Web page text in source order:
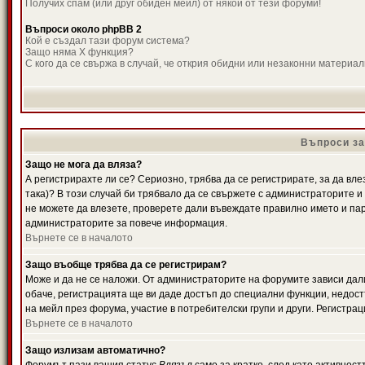
Получих спам (или друг обиден мейл) от някой от тези форуми!
Въпроси около phpBB 2
Кой е създал тази форум система?
Защо няма X функция?
С кого да се свържа в случай, че открия обидни или незаконни
Въпроси
Защо не мога да вляза?
А регистрирахте ли се? Сериозно, трябва да се регистрирате, за да
така)? В този случай би трябвало да се свържете с администраторите
не можете да влезете, проверете дали въвеждате правилно името и
администраторите за повече информация.
Върнете се в началото
Защо въобще трябва да се регистрирам?
Може и да не се наложи. От администраторите на форумите зависи
обаче, регистрацията ще ви даде достъп до специални функции,
на мейл през форума, участие в потребителски групи и други.
Върнете се в началото
Защо излизам автоматично?